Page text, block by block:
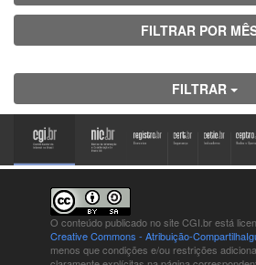
FILTRAR POR
FILTRAR
O conteúdo publicado no site CGI.br está
Creative Commons - Atribuição-
menos que condições e/ou restrições